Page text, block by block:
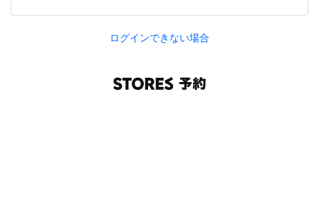
ログインできない場合